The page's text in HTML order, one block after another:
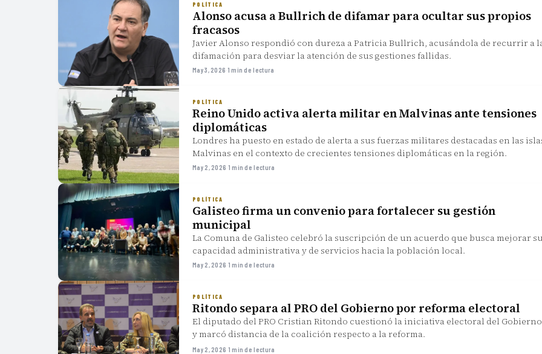
POLÍTICA
Alonso acusa a Bullrich de difamar para ocultar sus propios
fracasos
Javier Alonso respondió con dureza a Patricia Bullrich, acusándola de recurrir a
difamación para desviar la atención de sus gestiones fallidas.
May 3, 2026·1 min de lectura
POLÍTICA
Reino Unido activa alerta militar en Malvinas ante tensiones
diplomáticas
Londres ha puesto en estado de alerta a sus fuerzas militares destacadas en las
Malvinas en el contexto de crecientes tensiones diplomáticas en la región.
May 2, 2026·1 min de lectura
POLÍTICA
Galisteo firma un convenio para fortalecer su gestión
municipal
La Comuna de Galisteo celebró la suscripción de un acuerdo que busca mejorar
capacidad administrativa y de servicios hacia la población local.
May 2, 2026·1 min de lectura
POLÍTICA
Ritondo separa al PRO del Gobierno por reforma electoral
El diputado del PRO Cristian Ritondo cuestionó la iniciativa electoral del Gobierno
y marcó distancia de la coalición respecto a la reforma.
May 2, 2026·1 min de lectura